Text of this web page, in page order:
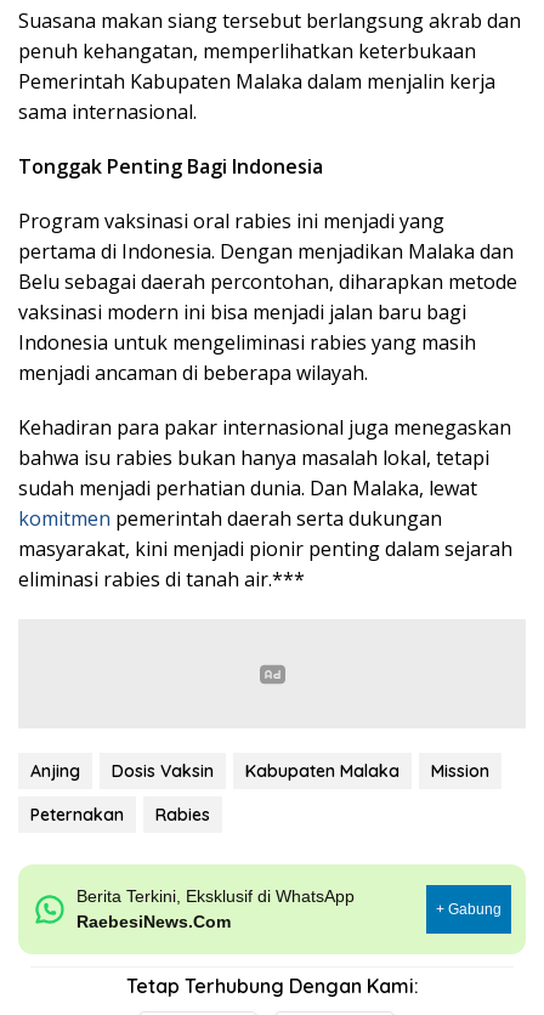
Suasana makan siang tersebut berlangsung akrab dan
penuh kehangatan, memperlihatkan keterbukaan
Pemerintah Kabupaten Malaka dalam menjalin kerja
sama internasional.
Tonggak Penting Bagi Indonesia
Program vaksinasi oral rabies ini menjadi yang
pertama di Indonesia. Dengan menjadikan Malaka dan
Belu sebagai daerah percontohan, diharapkan metode
vaksinasi modern ini bisa menjadi jalan baru bagi
Indonesia untuk mengeliminasi rabies yang masih
menjadi ancaman di beberapa wilayah.
Kehadiran para pakar internasional juga menegaskan
bahwa isu rabies bukan hanya masalah lokal, tetapi
sudah menjadi perhatian dunia. Dan Malaka, lewat
komitmen pemerintah daerah serta dukungan
masyarakat, kini menjadi pionir penting dalam sejarah
eliminasi rabies di tanah air.***
Anjing Dosis Vaksin Kabupaten Malaka
Mission
Peternakan
Rabies
Berita Terkini, Eksklusif di WhatsApp
RaebesiNews.Com
+ Gabung
Tetap Terhubung Dengan Kami: